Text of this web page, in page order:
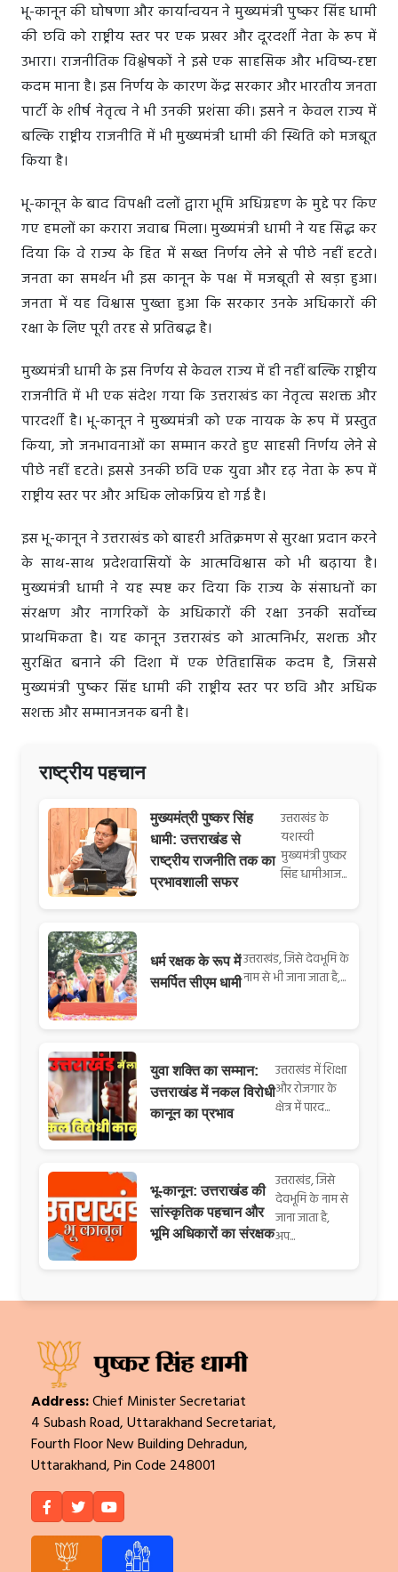
भू-कानून की घोषणा और कार्यान्वयन ने मुख्यमंत्री पुष्कर सिंह धामी
की छवि को राष्ट्रीय स्तर पर एक प्रखर और दूरदर्शी नेता के रूप में
उभारा। राजनीतिक विश्लेषकों ने इसे एक साहसिक और भविष्य-दृष्टा
कदम माना है। इस निर्णय के कारण केंद्र सरकार और भारतीय जनता
पार्टी के शीर्ष नेतृत्व ने भी उनकी प्रशंसा की। इसने न केवल राज्य में
बल्कि राष्ट्रीय राजनीति में भी मुख्यमंत्री धामी की स्थिति को मजबूत
किया है।
भू-कानून के बाद विपक्षी दलों द्वारा भूमि अधिग्रहण के मुद्दे पर किए
गए हमलों का करारा जवाब मिला। मुख्यमंत्री धामी ने यह सिद्ध कर
दिया कि वे राज्य के हित में सख्त निर्णय लेने से पीछे नहीं हटते।
जनता का समर्थन भी इस कानून के पक्ष में मजबूती से खड़ा हुआ।
जनता में यह विश्वास पुख्ता हुआ कि सरकार उनके अधिकारों की
रक्षा के लिए पूरी तरह से प्रतिबद्ध है।
मुख्यमंत्री धामी के इस निर्णय से केवल राज्य में ही नहीं बल्कि राष्ट्रीय
राजनीति में भी एक संदेश गया कि उत्तराखंड का नेतृत्व सशक्त और
पारदर्शी है। भू-कानून ने मुख्यमंत्री को एक नायक के रूप में प्रस्तुत
किया, जो जनभावनाओं का सम्मान करते हुए साहसी निर्णय लेने से
पीछे नहीं हटते। इससे उनकी छवि एक युवा और दृढ़ नेता के रूप में
राष्ट्रीय स्तर पर और अधिक लोकप्रिय हो गई है।
इस भू-कानून ने उत्तराखंड को बाहरी अतिक्रमण से सुरक्षा प्रदान करने
के साथ-साथ प्रदेशवासियों के आत्मविश्वास को भी बढ़ाया है।
मुख्यमंत्री धामी ने यह स्पष्ट कर दिया कि राज्य के संसाधनों का
संरक्षण और नागरिकों के अधिकारों की रक्षा उनकी सर्वोच्च
प्राथमिकता है। यह कानून उत्तराखंड को आत्मनिर्भर, सशक्त और
सुरक्षित बनाने की दिशा में एक ऐतिहासिक कदम है, जिससे
मुख्यमंत्री पुष्कर सिंह धामी की राष्ट्रीय स्तर पर छवि और अधिक
सशक्त और सम्मानजनक बनी है।
राष्ट्रीय पहचान
मुख्यमंत्री पुष्कर सिंह
धामी: उत्तराखंड से
राष्ट्रीय राजनीति तक का
प्रभावशाली सफर
उत्तराखंड के
यशस्वी
मुख्यमंत्री पुष्कर
सिंह धामीआज...
धर्म रक्षक के रूप में
समर्पित सीएम धामी
उत्तराखंड, जिसे देवभूमि के
नाम से भी जाना जाता है,...
युवा शक्ति का सम्मान:
उत्तराखंड में नकल विरोधी
कानून का प्रभाव
उत्तराखंड में शिक्षा
और रोजगार के
क्षेत्र में पारद...
भू-कानून: उत्तराखंड की
सांस्कृतिक पहचान और
भूमि अधिकारों का संरक्षक
उत्तराखंड, जिसे
देवभूमि के नाम से
जाना जाता है,
अप...
Address:Chief Minister Secretariat
4 Subash Road, Uttarakhand Secretariat,
Fourth Floor New Building Dehradun,
Uttarakhand, Pin Code 248001